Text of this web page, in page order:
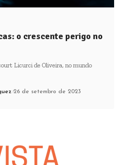
o crescente perigo no
Licurci de Oliveira, no mundo
26 de setembro de 2023